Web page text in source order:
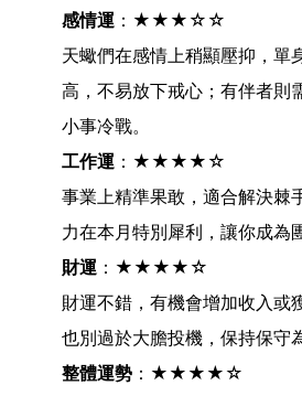
感情運 ：★★★☆☆
天蠍們在感情上稍顯壓抑，單
高，不易放下戒心；有伴者則
小事冷戰。
工作運 ：★★★★☆
事業上精準果敢，適合解決棘
力在本月特別犀利，讓你成為
財運 ：★★★★☆
財運不錯，有機會增加收入或
也別過於大膽投機，保持保守
整體運勢 ：★★★★☆